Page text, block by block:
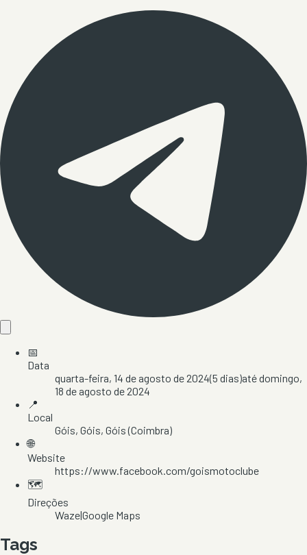
📅
Data
quarta-feira, 14 de agosto de 2024(5 dias)atédomingo,
18 de agosto de 2024
📍
Local
Góis, Góis, Góis(Coimbra)
🌐
Website
https://www.facebook.com/goismotoclube
🗺️
Direções
Waze|Google Maps
Tags